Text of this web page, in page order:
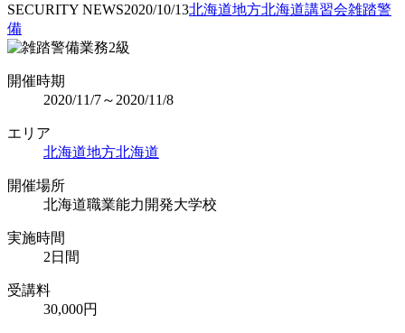
SECURITY NEWS2020/10/13北海道地方北海道講習会雑踏警
備
開催時期
2020/11/7～2020/11/8
エリア
北海道地方北海道
開催場所
北海道職業能力開発大学校
実施時間
2日間
受講料
30,000円